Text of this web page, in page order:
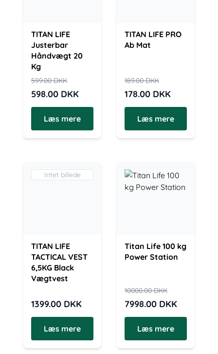
TITAN LIFE
Justerbar
Håndvægt 20
Kg
599.00DKK
598.00 DKK
Læs mere
TITAN LIFE PRO
Ab Mat
189.00DKK
178.00 DKK
Læs mere
Intet billede
TITAN LIFE
TACTICAL VEST
6,5KG Black
Vægtvest
1399.00 DKK
Læs mere
Titan Life 100 kg
Power Station
10000.00DKK
7998.00 DKK
Læs mere